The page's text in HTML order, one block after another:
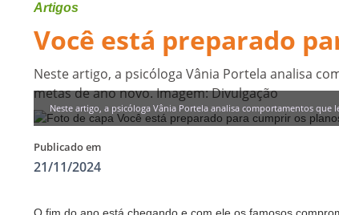
Artigos
Você está preparado
Neste artigo, a psicóloga Vânia Portela analisa
metas de ano novo. Imagem: Divulgação
Neste artigo, a psicóloga Vânia Portela analisa comportamentos
Publicado em
21/11/2024